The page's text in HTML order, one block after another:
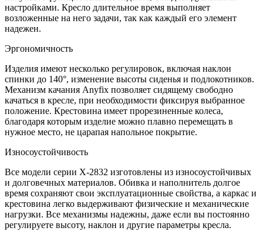
настройками. Кресло длительное время выполняет
возложенные на него задачи, так как каждый его элемент
надежен.
Эргономичность
Изделия имеют несколько регулировок, включая наклон
спинки до 140°, изменение высоты сиденья и подлокотников.
Механизм качания Anyfix позволяет сидящему свободно
качаться в кресле, при необходимости фиксируя выбранное
положение. Крестовина имеет прорезиненные колеса,
благодаря которым изделие можно плавно перемещать в
нужное место, не царапая напольное покрытие.
Износоустойчивость
Все модели серии X-2832 изготовлены из износоустойчивых
и долговечных материалов. Обивка и наполнитель долгое
время сохраняют свои эксплуатационные свойства, а каркас и
крестовина легко выдерживают физические и механические
нагрузки. Все механизмы надежны, даже если вы постоянно
регулируете высоту, наклон и другие параметры кресла.